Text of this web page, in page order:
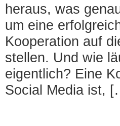
heraus, was
um eine
Kooperation auf
stellen. Und wie
eigentlich? Eine
Social Media ist,